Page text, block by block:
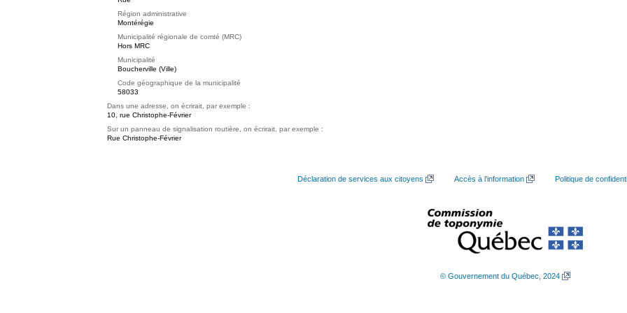
Région administrative
Montérégie
Municipalité régionale de comté (MRC)
Hors MRC
Municipalité
Boucherville (Ville)
Code géographique de la municipalité
58033
Dans une adresse, on écrirait, par exemple :
10, rue Christophe-Février
Sur un panneau de signalisation routière, on écrirait, par exemple :
Rue Christophe-Février
Déclaration de services aux citoyens Accès à l’information Politique de
© Gouvernement du Québec, 2024